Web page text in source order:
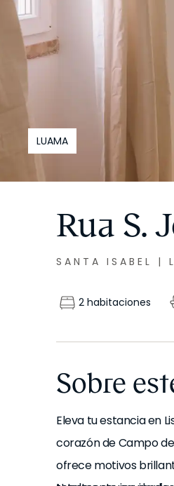
LUAMA
Rua S.
SANTA ISABEL |
2 habitaciones
Sobre
Eleva tu estancia en
corazón de Campo
ofrece motivos